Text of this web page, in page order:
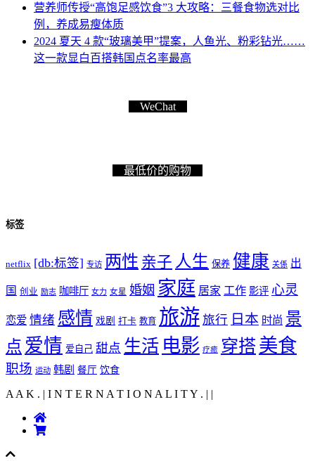
营养师传授“高饱足感饮食”3 大攻略：三餐食物选对比
例，养成易瘦体质
2024 夏天 4 款“玻璃美甲”提案，人鱼光、粉彩钻光……
这一款显白百搭韩国点名率最高
WeChat
最低价的购物
标签
netflix [db:标签] 专访 两性 亲子 人生 保养 健康 关係 出
国 创业 励志 咖啡厅 女力 女星 婚姻 家庭 居家 工作 影评 心灵
恋爱 情绪 感情 戏剧 打卡 教育 旅游 旅行 日本 时尚 景
点 爱情 爱自己 甜点 生活 电影 疗癒 穿搭美食
职场 运动 韩剧 餐厅 饮食
A A K . | I N T E R N A T I O N A L I T Y . | |